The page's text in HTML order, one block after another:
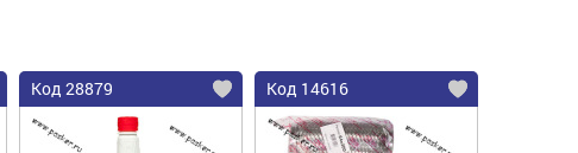
Код 28879 Код 14616